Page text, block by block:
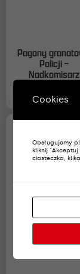
Pagony
Policji –
Nadkomisarz
Cookies
Obsługujemy
kliknij
ciasteczka,